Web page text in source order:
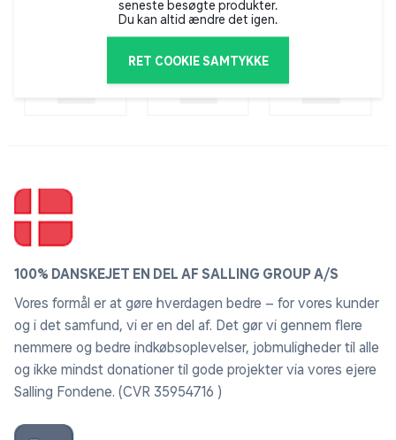
seneste besøgte produkter.
Du kan altid ændre det igen.
RET COOKIE SAMTYKKE
100% DANSKEJET EN DEL AF SALLING GROUP A/S
Vores formål er at gøre hverdagen bedre – for vores kunder
og i det samfund, vi er en del af. Det gør vi gennem flere
nemmere og bedre indkøbsoplevelser, jobmuligheder til alle
og ikke mindst donationer til gode projekter via vores ejere
Salling Fondene. (CVR 35954716 )